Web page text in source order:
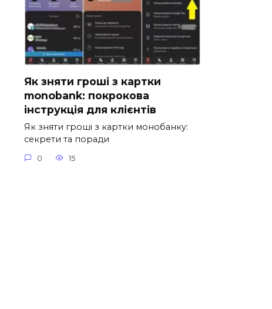
Як зняти гроші з картки
monobank: покрокова
інструкція для клієнтів
Як зняти гроші з картки монобанку:
секрети та поради
0 15